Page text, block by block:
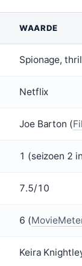
WAARDE
Spionage,
Netflix
Joe Barton (
1 (seizoen 2
7.5/10
6 (
Keira